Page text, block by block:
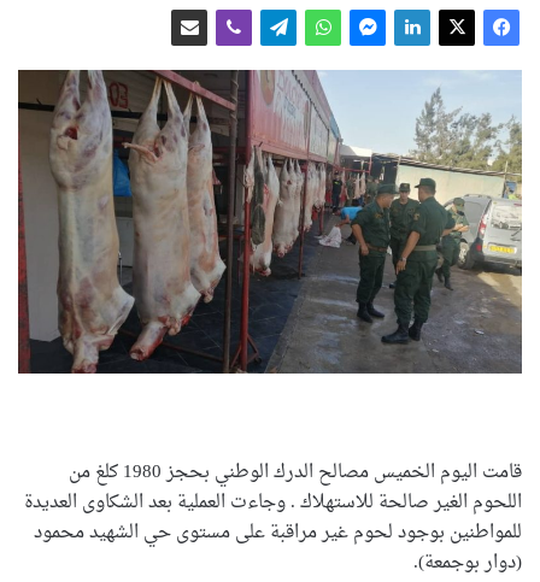
قامت اليوم الخميس مصالح الدرك الوطني بحجز 1980 كلغ من
اللحوم الغير صالحة للاستهلاك . وجاءت العملية بعد الشكاوى العديدة
للمواطنين بوجود لحوم غير مراقبة على مستوى حي الشهيد محمود
(دوار بوجمعة).